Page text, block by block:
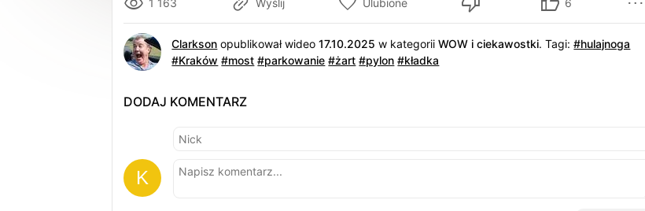
1 163 Wyślij Ulubione 6
Clarkson opublikował wideo17.10.2025 w kategoriiWOW i ciekawostki.Tagi:#hulajnoga
#Kraków #most #parkowanie #żart #pylon #kładka
DODAJ KOMENTARZ